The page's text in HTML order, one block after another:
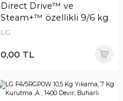
Direct Drive™ ve
Steam+™ özellikli 9/6 kg
LG
0,00 TL